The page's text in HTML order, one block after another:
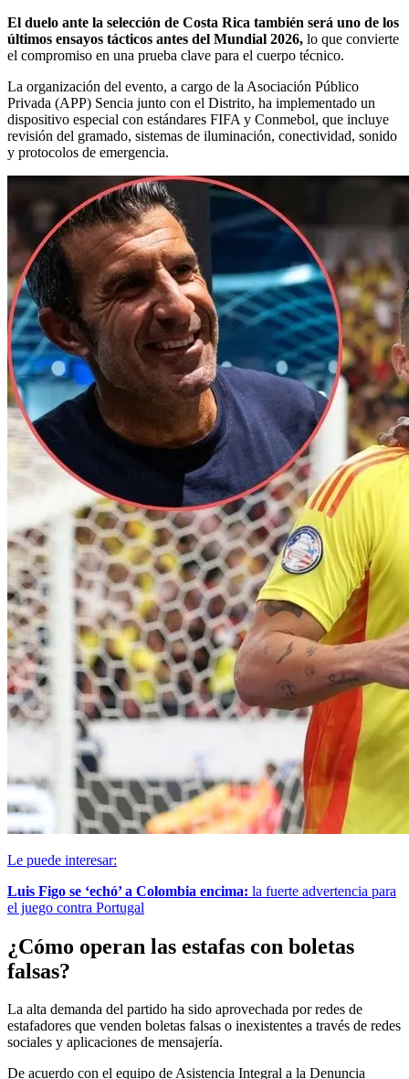
El duelo ante la selección de Costa Rica también será uno de los
últimos ensayos tácticos antes del Mundial 2026, lo que convierte
el compromiso en una prueba clave para el cuerpo técnico.
La organización del evento, a cargo de la Asociación Público
Privada (APP) Sencia junto con el Distrito, ha implementado un
dispositivo especial con estándares FIFA y Conmebol, que incluye
revisión del gramado, sistemas de iluminación, conectividad, sonido
y protocolos de emergencia.
Le puede interesar:
Luis Figo se ‘echó’ a Colombia encima: la fuerte advertencia para
el juego contra Portugal
¿Cómo operan las estafas con boletas
falsas?
La alta demanda del partido ha sido aprovechada por redes de
estafadores que venden boletas falsas o inexistentes a través de redes
sociales y aplicaciones de mensajería.
De acuerdo con el equipo de Asistencia Integral a la Denuncia